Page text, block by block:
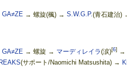
GA≠ZE→ 螺旋(楓) → S.W.G.P.(青石建治)
GA≠ZE→ 螺旋 → マーディレイラ(涙)[6]→
(サポート/Naomichi Matsushita) →